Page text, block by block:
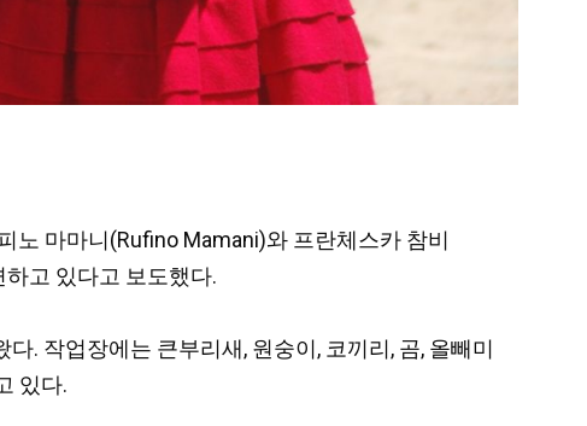
노 마마니(Rufino Mamani)와 프란체스카 참비
고 있다고 보도했다.
. 작업장에는 큰부리새, 원숭이, 코끼리, 곰, 올빼미
있다.